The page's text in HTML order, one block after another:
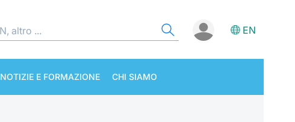
EN
NOTIZIE E FORMAZIONE CHI SIAMO